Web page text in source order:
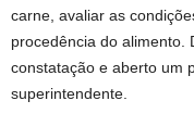
carne, avaliar as
procedência do alimento.
constatação e aberto um
superintendente.